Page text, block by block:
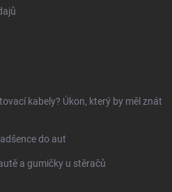
kabely? Úkon, který by měl znát
do aut
a gumičky u stěračů